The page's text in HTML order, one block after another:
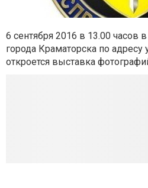
6 сентября 2016 в 13.00 часов
города Краматорска по
откроется выставка